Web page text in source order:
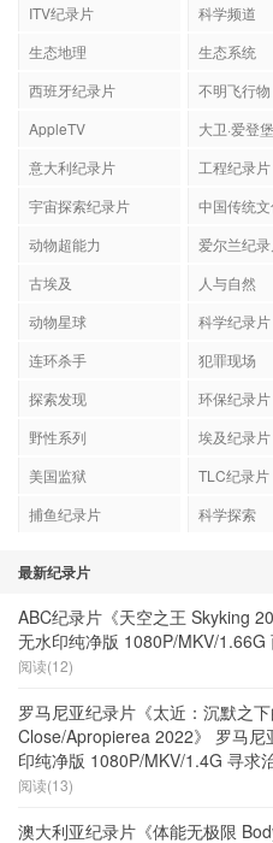
ITV纪录片
科学频道
生态地理
生态系统
西班牙纪录片
不明飞行物
AppleTV
大卫·爱登堡
意大利纪录片
工程纪录片
宇宙探索纪录片
中国传统
动物超能力
爱尔兰纪
古埃及
人与自然
动物星球
科学纪录片
连环杀手
犯罪现场
探索发现
环保纪录片
野性系列
埃及纪录片
美国监狱
TLC纪录片
捕鱼纪录片
科学探索
最新纪录片
ABC纪录片《天空之王 Skyking
无水印纯净版 1080P/MKV/1.66G
阅读(12)
罗马尼亚纪录片《太近：沉默之
Close/Apropierea 2022》 罗马尼
印纯净版 1080P/MKV/1.4G 寻求
阅读(13)
澳大利亚纪录片《体能无极限